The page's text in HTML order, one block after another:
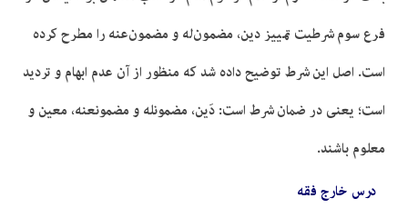
فرع سوم شرطیت تمییز دین، مضمون‌له و مضمون‌عنه را مطرح کرده
است. اصل این شرط توضیح داده شد که منظور از آن عدم ابهام و تردید
است؛ یعنی در ضمان شرط است: دَین، مضمون­له و مضمون­عنه، معین و
معلوم باشند.
درس خارج فقه